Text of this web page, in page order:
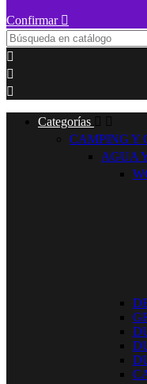
Confirmar 



Categorías  
CAMPING Y
AGUA